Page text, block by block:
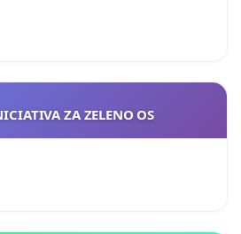
ZA ZELENO OS